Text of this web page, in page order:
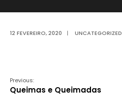
12 FEVEREIRO, 2020 | UNCATEGORIZED
Previous:
Queimas e Queimadas